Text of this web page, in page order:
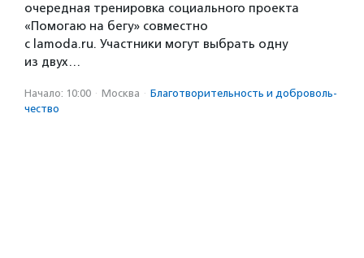
очередная тренировка социального проекта
«Помогаю на бегу» совместно
с lamoda.ru. Участники могут выбрать одну
из двух…
Начало: 10:00 · Москва · Благотвори­тель­ность и доброволь­
чест­во